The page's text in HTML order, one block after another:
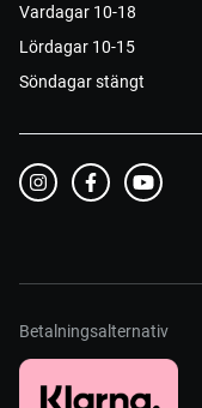
Vardagar 10-18
Lördagar 10-15
Söndagar stängt
Betalningsalternativ